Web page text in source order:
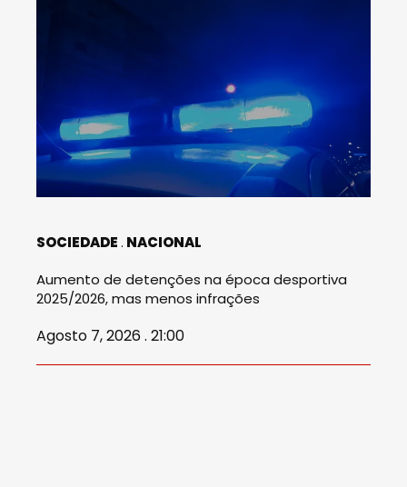
SOCIEDADE NACIONAL
Aumento de detenções na época desportiva
2025/2026, mas menos infrações
Agosto 7, 2026 . 21:00